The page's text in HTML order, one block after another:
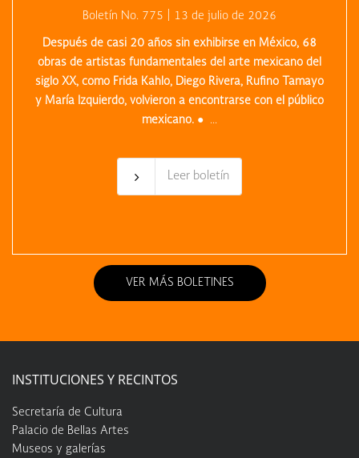
Boletín No. 775 | 13 de julio de 2026
Después de casi 20 años sin exhibirse en México, 68
obras de artistas fundamentales del arte mexicano del
siglo XX, como Frida Kahlo, Diego Rivera, Rufino Tamayo
y María Izquierdo, volvieron a encontrarse con el público
mexicano. ● ...
Leer boletín
VER MÁS BOLETINES
INSTITUCIONES Y RECINTOS
Secretaría de Cultura
Palacio de Bellas Artes
Museos y galerías